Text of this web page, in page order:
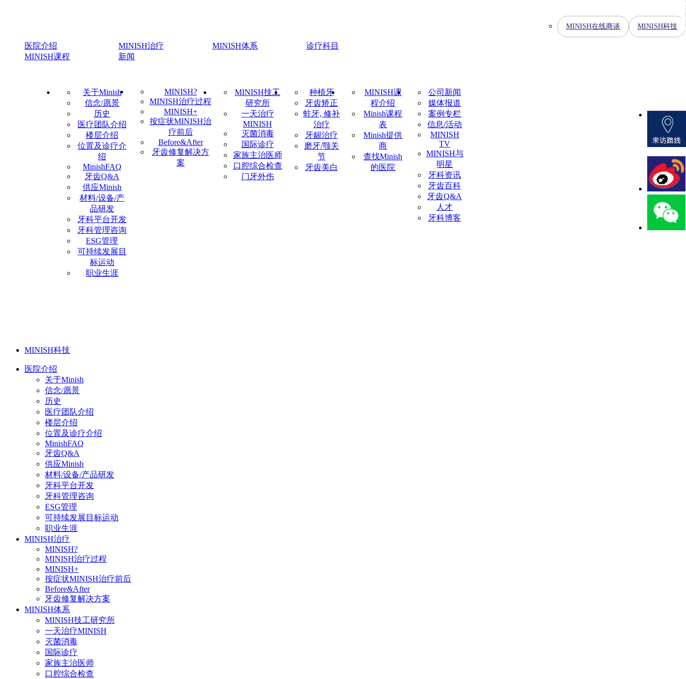
医院介绍 MINISH治疗 MINISH体系
诊疗科目
MINISH课程
新闻
MINISH在线商谈 MINISH科技
关于Minish
信念/愿景
历史
医疗团队介绍
楼层介绍
位置及诊疗介
绍
MinishFAQ
牙齿Q&A
供应Minish
材料/设备/产
品研发
牙科平台开发
牙科管理咨询
ESG管理
可持续发展目
标运动
职业生涯
MINISH?
MINISH治疗过程
MINISH+
按症状MINISH治
疗前后
Before&After
牙齿修复解决方
案
MINISH技工
研究所
一天治疗
MINISH
灭菌消毒
国际诊疗
家族主治医师
口腔综合检查
门牙外伤
种植牙
牙齿矫正
蛀牙, 修补
治疗
牙龈治疗
磨牙/颚关
节
牙齿美白
MINISH课
程介绍
Minish课程
表
Minish提供
商
查找Minish
的医院
公司新闻
媒体报道
案例专栏
信息/活动
MINISH
TV
MINISH与
明星
牙科资讯
牙齿百科
牙齿Q&A
人才
牙科博客
MINISH科技
医院介绍
关于Minish
信念/愿景
历史
医疗团队介绍
楼层介绍
位置及诊疗介绍
MinishFAQ
牙齿Q&A
供应Minish
材料/设备/产品研发
牙科平台开发
牙科管理咨询
ESG管理
可持续发展目标运动
职业生涯
MINISH治疗
MINISH?
MINISH治疗过程
MINISH+
按症状MINISH治疗前后
Before&After
牙齿修复解决方案
MINISH体系
MINISH技工研究所
一天治疗MINISH
灭菌消毒
国际诊疗
家族主治医师
口腔综合检查